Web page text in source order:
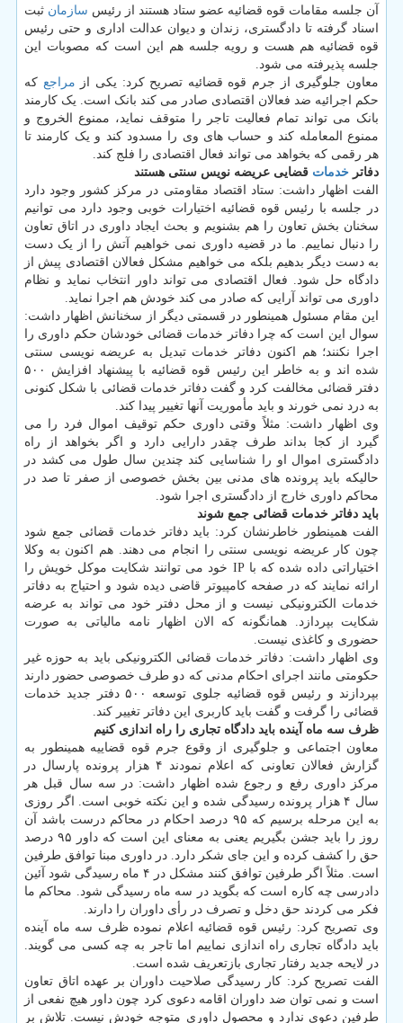
آن جلسه مقامات قوه قضائیه عضو ستاد هستند از رئیس سازمان ثبت
اسناد گرفته تا دادگستری، زندان و دیوان عدالت اداری و حتی رئیس
قوه قضائیه هم هست و رویه جلسه هم این است که مصوبات این
جلسه پذیرفته می شود.
معاون جلوگیری از جرم قوه قضائیه تصریح کرد: یکی از مراجع که
حکم اجرائیه ضد فعالان اقتصادی صادر می کند بانک است. یک کارمند
بانک می تواند تمام فعالیت تاجر را متوقف نماید، ممنوع الخروج و
ممنوع المعامله کند و حساب های وی را مسدود کند و یک کارمند تا
هر رقمی که بخواهد می تواند فعال اقتصادی را فلج کند.
دفاتر خدمات قضایی عریضه نویس سنتی هستند
الفت اظهار داشت: ستاد اقتصاد مقاومتی در مرکز کشور وجود دارد
در جلسه با رئیس قوه قضائیه اختیارات خوبی وجود دارد می توانیم
سخنان بخش تعاون را هم بشنویم و بحث ایجاد داوری در اتاق تعاون
را دنبال نماییم. ما در قضیه داوری نمی خواهیم آتش را از یک دست
به دست دیگر بدهیم بلکه می خواهیم مشکل فعالان اقتصادی پیش از
دادگاه حل شود. فعال اقتصادی می تواند داور انتخاب نماید و نظام
داوری می تواند آرایی که صادر می کند خودش هم اجرا نماید.
این مقام مسئول همینطور در قسمتی دیگر از سخنانش اظهار داشت:
سوال این است که چرا دفاتر خدمات قضائی خودشان حکم داوری را
اجرا نکنند؛ هم اکنون دفاتر خدمات تبدیل به عریضه نویسی سنتی
شده اند و به خاطر این رئیس قوه قضائیه با پیشنهاد افزایش ۵۰۰
دفتر قضائی مخالفت کرد و گفت دفاتر خدمات قضائی با شکل کنونی
به درد نمی خورند و باید مأموریت آنها تغییر پیدا کند.
وی اظهار داشت: مثلاً وقتی داوری حکم توقیف اموال فرد را می
گیرد از کجا بداند طرف چقدر دارایی دارد و اگر بخواهد از راه
دادگستری اموال او را شناسایی کند چندین سال طول می کشد در
حالیکه باید پرونده های مدنی بین بخش خصوصی از صفر تا صد در
محاکم داوری خارج از دادگستری اجرا شود.
باید دفاتر خدمات قضائی جمع شوند
الفت همینطور خاطرنشان کرد: باید دفاتر خدمات قضائی جمع شود
چون کار عریضه نویسی سنتی را انجام می دهند. هم اکنون به وکلا
اختیاراتی داده شده که با IP خود می توانند شکایت موکل خویش را
ارائه نمایند که در صفحه کامپیوتر قاضی دیده شود و احتیاج به دفاتر
خدمات الکترونیکی نیست و از محل دفتر خود می تواند به عرضه
شکایت بپردازد. همانگونه که الان اظهار نامه مالیاتی به صورت
حضوری و کاغذی نیست.
وی اظهار داشت: دفاتر خدمات قضائی الکترونیکی باید به حوزه غیر
حکومتی مانند اجرای احکام مدنی که دو طرف خصوصی حضور دارند
بپردازند و رئیس قوه قضائیه جلوی توسعه ۵۰۰ دفتر جدید خدمات
قضائی را گرفت و گفت باید کاربری این دفاتر تغییر کند.
ظرف سه ماه آینده باید دادگاه تجاری را راه اندازی کنیم
معاون اجتماعی و جلوگیری از وقوع جرم قوه قضاییه همینطور به
گزارش فعالان تعاونی که اعلام نمودند ۴ هزار پرونده پارسال در
مرکز داوری رفع و رجوع شده اظهار داشت: در سه سال قبل هر
سال ۴ هزار پرونده رسیدگی شده و این نکته خوبی است. اگر روزی
به این مرحله برسیم که ۹۵ درصد احکام در محاکم درست باشد آن
روز را باید جشن بگیریم یعنی به معنای این است که داور ۹۵ درصد
حق را کشف کرده و این جای شکر دارد. در داوری مبنا توافق طرفین
است. مثلاً اگر طرفین توافق کنند مشکل در ۴ ماه رسیدگی شود آئین
دادرسی چه کاره است که بگوید در سه ماه رسیدگی شود. محاکم ما
فکر می کردند حق دخل و تصرف در رأی داوران را دارند.
وی تصریح کرد: رئیس قوه قضائیه اعلام نموده ظرف سه ماه آینده
باید دادگاه تجاری راه اندازی نماییم اما تاجر به چه کسی می گویند.
در لایحه جدید رفتار تجاری بازتعریف شده است.
الفت تصریح کرد: کار رسیدگی صلاحیت داوران بر عهده اتاق تعاون
است و نمی توان ضد داوران اقامه دعوی کرد چون داور هیچ نفعی از
طرفین دعوی ندارد و محصول داوری متوجه خودش نیست. تلاش بر